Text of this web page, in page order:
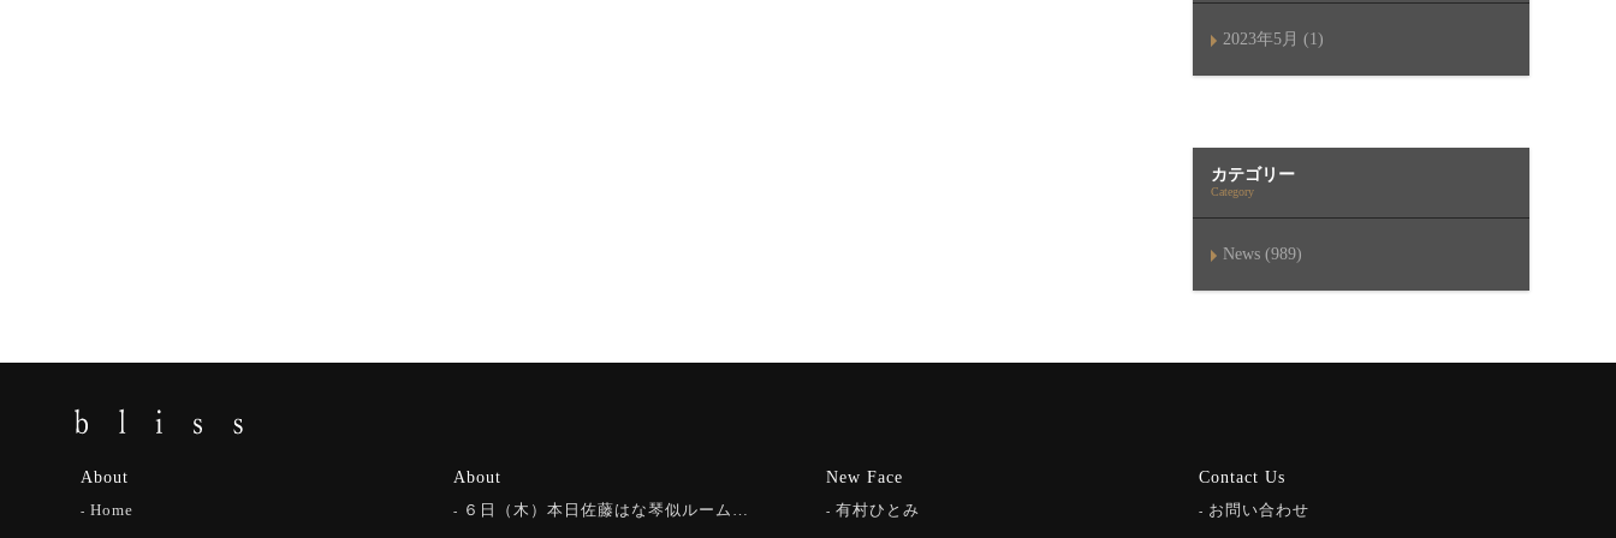
2023年5月 (1)
カテゴリー
Category
News (989)
About
Home
About
６日（木）本日佐藤はな琴似ルーム…
New Face
有村ひとみ
Contact Us
お問い合わせ